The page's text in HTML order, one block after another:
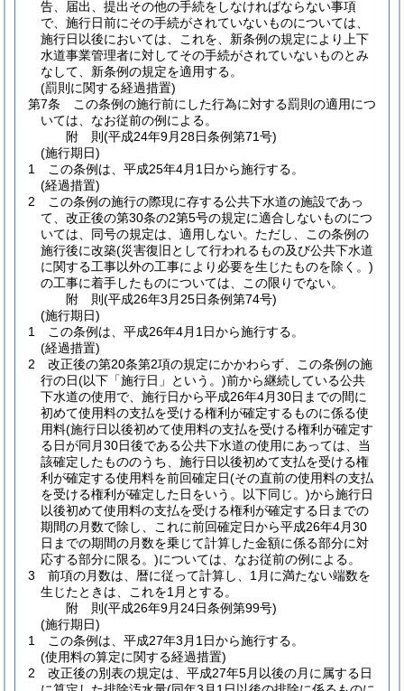
告、届出、提出その他の手続をしなければならない事項
で、施行日前にその手続がされていないものについては、
施行日以後においては、これを、新条例の規定により上下
水道事業管理者に対してその手続がされていないものとみ
なして、新条例の規定を適用する。
(罰則に関する経過措置)
第7条
この条例の施行前にした行為に対する罰則の適用につ
いては、なお従前の例による。
附 則(平成24年9月28日条例第71号)
(施行期日)
1
この条例は、平成25年4月1日から施行する。
(経過措置)
2
この条例の施行の際現に存する公共下水道の施設であっ
て、改正後の第30条の2第5号の規定に適合しないものにつ
いては、同号の規定は、適用しない。 ただし、この条例の
施行後に改築(災害復旧として行われるもの及び公共下水道
に関する工事以外の工事により必要を生じたものを除く。)
の工事に着手したものについては、この限りでない。
附 則(平成26年3月25日条例第74号)
(施行期日)
1
この条例は、平成26年4月1日から施行する。
(経過措置)
2
改正後の第20条第2項の規定にかかわらず、この条例の施
行の日(以下「施行日」という。)前から継続している公共
下水道の使用で、施行日から平成26年4月30日までの間に
初めて使用料の支払を受ける権利が確定するものに係る使
用料(施行日以後初めて使用料の支払を受ける権利が確定す
る日が同月30日後である公共下水道の使用にあっては、当
該確定したもののうち、施行日以後初めて支払を受ける権
利が確定する使用料を前回確定日(その直前の使用料の支払
を受ける権利が確定した日をいう。以下同じ。)から施行日
以後初めて使用料の支払を受ける権利が確定する日までの
期間の月数で除し、これに前回確定日から平成26年4月30
日までの期間の月数を乗じて計算した金額に係る部分に対
応する部分に限る。)については、なお従前の例による。
3
前項の月数は、暦に従って計算し、1月に満たない端数を
生じたときは、これを1月とする。
附 則(平成26年9月24日条例第99号)
(施行期日)
1
この条例は、平成27年3月1日から施行する。
(使用料の算定に関する経過措置)
2
改正後の別表の規定は、平成27年5月以後の月に属する日